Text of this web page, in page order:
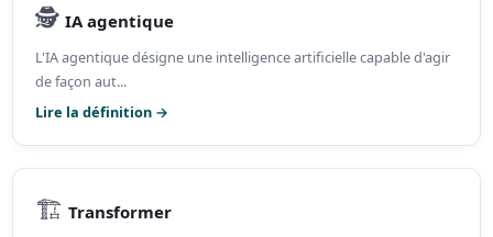
🕵️ IA agentique
L'IA agentique désigne une intelligence artificielle capable d'agir
de façon aut...
Lire la définition →
🏗️ Transformer